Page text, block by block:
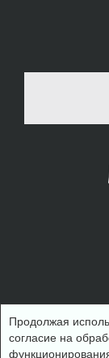
©
Продолжая
согласие на